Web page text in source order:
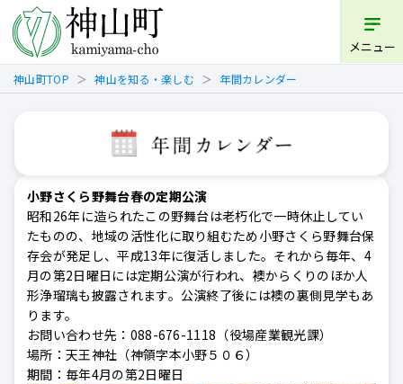
メニュー
神山町TOP 神山を知る・楽しむ 年間カレンダー
小野さくら野舞台春の定期公演
昭和26年に造られたこの野舞台は老朽化で一時休止してい
たものの、地域の活性化に取り組むため小野さくら野舞台保
存会が発足し、平成13年に復活しました。それから毎年、4
月の第2日曜日には定期公演が行われ、襖からくりのほか人
形浄瑠璃も披露されます。公演終了後には襖の裏側見学もあ
ります。
お問い合わせ先：088-676-1118（役場産業観光課）
場所：天王神社（神領字本小野５０６）
期間：毎年4月の第2日曜日